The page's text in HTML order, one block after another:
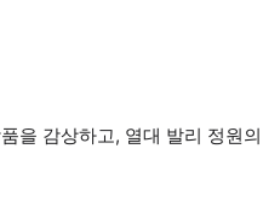
을 감상하고, 열대 발리 정원